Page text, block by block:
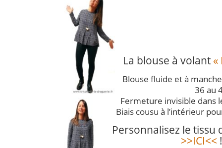
La blouse à volant «
Blouse fluide et à
36 au
Fermeture invisible dans
Biais cousu à l’intérieur
Personnalisez le tissu
>>ICI<<